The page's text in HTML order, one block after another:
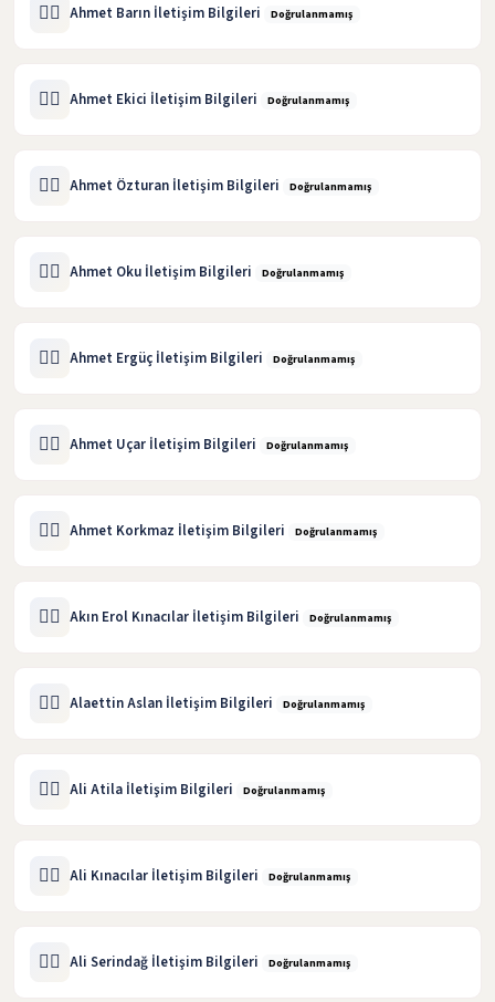
🧑‍⚖️ Ahmet Barın İletişim Bilgileri Doğrulanmamış
🧑‍⚖️ Ahmet Ekici İletişim Bilgileri Doğrulanmamış
🧑‍⚖️ Ahmet Özturan İletişim Bilgileri Doğrulanmamış
🧑‍⚖️ Ahmet Oku İletişim Bilgileri Doğrulanmamış
🧑‍⚖️ Ahmet Ergüç İletişim Bilgileri Doğrulanmamış
🧑‍⚖️ Ahmet Uçar İletişim Bilgileri Doğrulanmamış
🧑‍⚖️ Ahmet Korkmaz İletişim Bilgileri Doğrulanmamış
🧑‍⚖️ Akın Erol Kınacılar İletişim Bilgileri Doğrulanmamış
🧑‍⚖️ Alaettin Aslan İletişim Bilgileri Doğrulanmamış
🧑‍⚖️ Ali Atila İletişim Bilgileri Doğrulanmamış
🧑‍⚖️ Ali Kınacılar İletişim Bilgileri Doğrulanmamış
🧑‍⚖️ Ali Serindağ İletişim Bilgileri Doğrulanmamış